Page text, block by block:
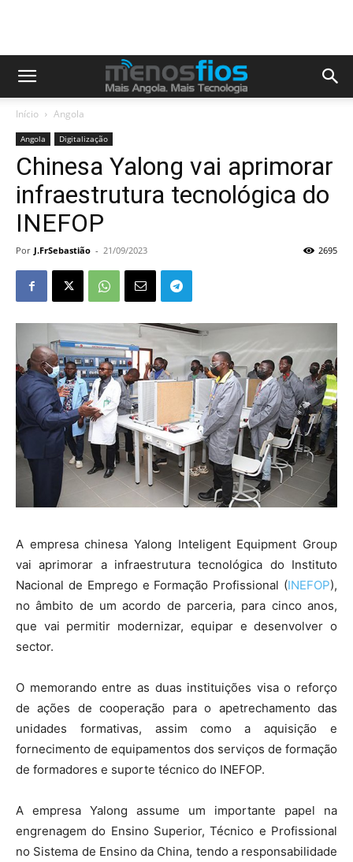
Início Angola
Angola Digitalização
Chinesa Yalong vai aprimorar
infraestrutura tecnológica do
INEFOP
Por J.FrSebastião - 21/09/2023 2695
A empresa chinesa Yalong Inteligent Equipment Group
vai aprimorar a infraestrutura tecnológica do Instituto
Nacional de Emprego e Formação Profissional (INEFOP),
no âmbito de um acordo de parceria, para cinco anos,
que vai permitir modernizar, equipar e desenvolver o
sector.
O memorando entre as duas instituições visa o reforço
de ações de cooperação para o apetrechamento das
unidades formativas, assim como a aquisição e
fornecimento de equipamentos dos serviços de formação
de formadores e suporte técnico do INEFOP.
A empresa Yalong assume um importante papel na
engrenagem do Ensino Superior, Técnico e Profissional
no Sistema de Ensino da China, tendo a responsabilidade